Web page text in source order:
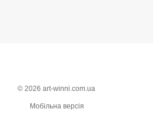
© 2026 art-winni.com.ua
Мобільна версія